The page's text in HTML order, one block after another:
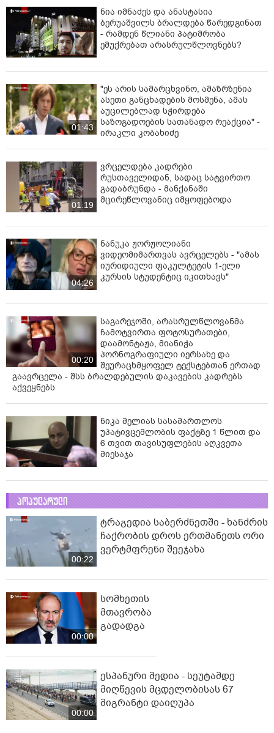
ნია იმნაძეს და ანასტასია
ბერუაშვილს ბრალდება წარედგინათ
- რამდენ წლიანი პატიმრობა
ემუქრებათ არასრულწლოვნებს?
01:43
"ეს არის სამარცხვინო, ამაზრზენია
ასეთი განცხადების მოსმენა, ამას
აუცილებლად სჭირდება
საზოგადოების სათანადო რეაქცია" -
ირაკლი კობახიძე
01:19
ვრცელდება კადრები
რუსთაველიდან, სადაც სატვირთო
გადაბრუნდა - მანქანაში
მცირეწლოვანიც იმყოფებოდა
04:26
ნანუკა ჟორჟოლიანი
ვიდეომიმართვას ავრცელებს - "ამას
იურიდიული ფაკულტეტის 1-ელი
კურსის სტუდენტიც იკითხავს"
00:20
საგარეჯოში, არასრულწლოვანმა
ჩამოტვირთა ფოტოსურათები,
დაამონტაჟა, მიანიჭა
პორნოგრაფიული იერსახე და
შეურაცხმყოფელ ტექსტებთან ერთად
გაავრცელა - შსს ბრალდებულის დაკავების კადრებს
აქვეყნებს
ნიკა მელიას სასამართლოს
უპატივცემლობის ფაქტზე 1 წლით და
6 თვით თავისუფლების აღკვეთა
მიესაჯა
პოპულარული
00:22
ტრაგედია საბერძნეთში - ხანძრის
ჩაქრობის დროს ერთმანეთს ორი
ვერტმფრენი შეეჯახა
00:00
სომხეთის
მთავრობა
გადადგა
00:00
ესპანური მედია - სეუტამდე
მიღწევის მცდელობისას 67
მიგრანტი დაიღუპა